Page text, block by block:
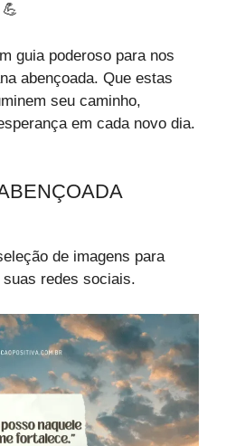
guia poderoso para nos
abençoada. Que estas
seu caminho,
em cada novo dia.
de imagens para
redes sociais.